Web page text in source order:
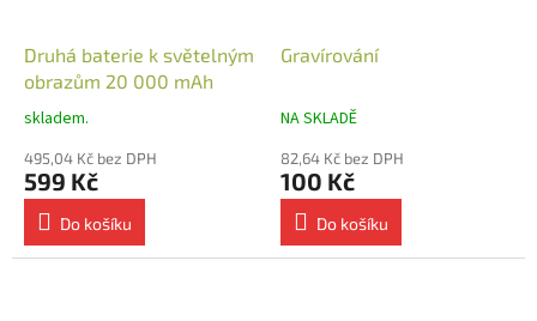
Druhá baterie k světelným
obrazům 20 000 mAh
skladem.
495,04 Kč bez DPH
599 Kč
Do košíku
Gravírování
NA SKLADĚ
82,64 Kč bez DPH
100 Kč
Do košíku